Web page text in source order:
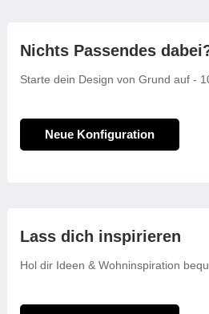
Nichts Passendes
Starte dein Design von Grund auf -
Neue Konfiguration
Lass dich inspirieren
Hol dir Ideen & Wohninspiration